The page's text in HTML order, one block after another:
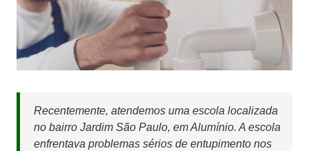
Recentemente, atendemos uma escola localizada
no bairro Jardim São Paulo, em Alumínio. A escola
enfrentava problemas sérios de entupimento nos